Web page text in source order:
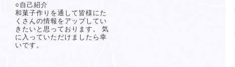
○自己紹介
和菓子作りを通して皆様にた
くさんの情報をアップしてい
きたいと思っております。 気
に入っていただけましたら幸
いです。